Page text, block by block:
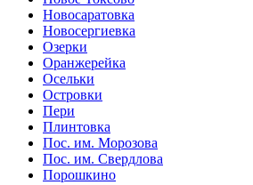
Новосаратовка
Новосергиевка
Озерки
Оранжерейка
Осельки
Островки
Пери
Плинтовка
Пос. им. Морозова
Пос. им. Свердлова
Порошкино